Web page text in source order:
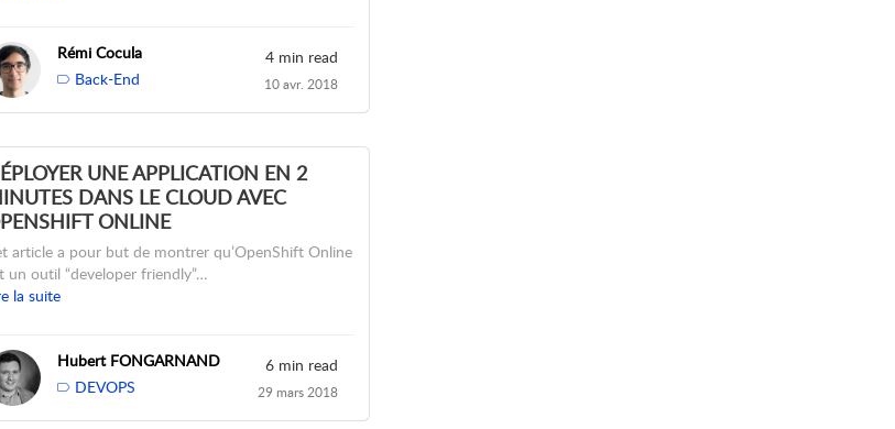
Rémi Cocula
Back-End
4 min read
10 avr. 2018
UNE APPLICATION EN 2
DANS LE CLOUD AVEC
ONLINE
article a pour but de montrer qu’OpenShift Online
un outil “developer friendly”…
la suite
Hubert FONGARNAND
DEVOPS
6 min read
29 mars 2018